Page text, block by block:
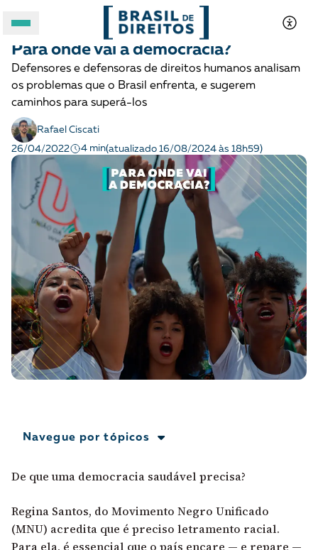
A BRASIL DE DIREITOS
ASSUNTOS
FORMATOS
Apoie a Brasil de Direitos
A [BD] conta as histórias de quem defende
direitos humanos no Brasil. Para continuar,
esse trabalho precisa da sua doação!
DEMOCRACIA E JUSTIÇA
Notícias
Para onde vai a democracia?
Defensores e defensoras de direitos humanos analisam
os problemas que o Brasil enfrenta, e sugerem
caminhos para superá-los
Rafael Ciscati
26/04/2022
4 min(atualizado 16/08/2024 às 18h59)
Navegue por tópicos
De que uma democracia saudável precisa?
Regina Santos, do Movimento Negro Unificado
(MNU) acredita que é preciso letramento racial.
Para ela, é essencial que o país encare — e repare —